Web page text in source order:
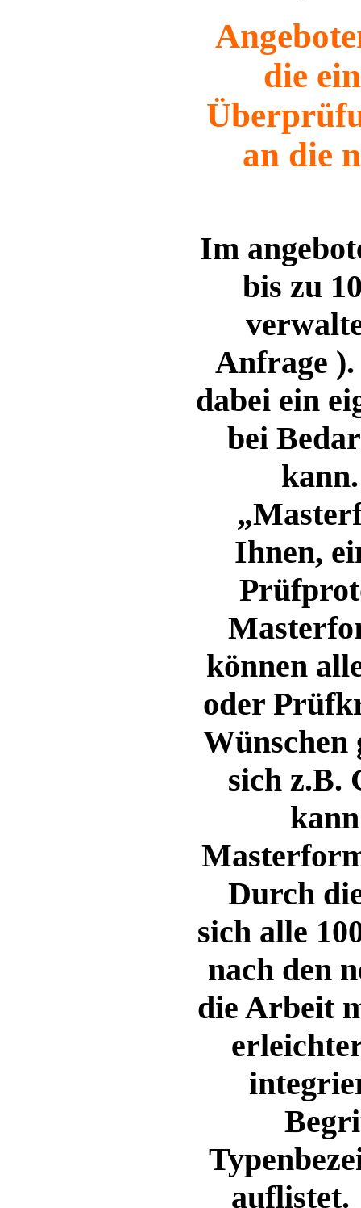
die
an die
Im
bis zu
Anfrage
dabei ein
bei
Ihnen,
können
oder
Wünschen
sich z.B.
Durch
sich alle
nach den
die Arbeit
auflistet.